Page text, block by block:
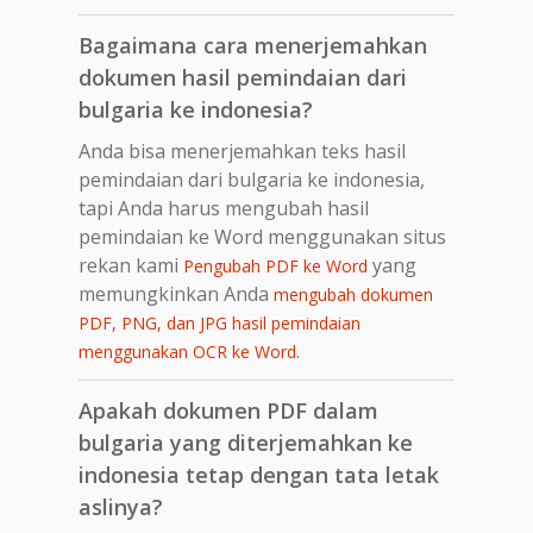
Bagaimana cara menerjemahkan
dokumen hasil pemindaian dari
bulgaria ke indonesia?
Anda bisa menerjemahkan teks hasil
pemindaian dari bulgaria ke indonesia,
tapi Anda harus mengubah hasil
pemindaian ke Word menggunakan situs
rekan kami Pengubah PDF ke Word yang
memungkinkan Anda mengubah dokumen
PDF, PNG, dan JPG hasil pemindaian
menggunakan OCR ke Word.
Apakah dokumen PDF dalam
bulgaria yang diterjemahkan ke
indonesia tetap dengan tata letak
aslinya?